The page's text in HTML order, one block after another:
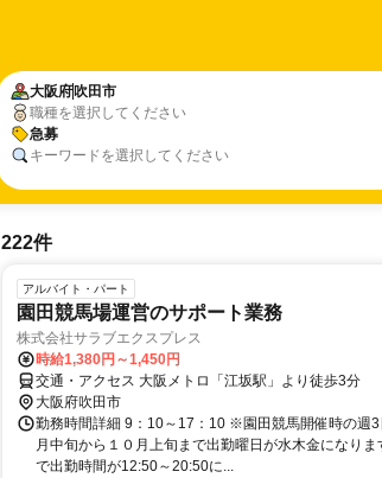
大阪府 吹田市
職種を選択してください
急募
キーワードを選択してください
222件
アルバイト・パート
園田競馬場運営のサポート業務
株式会社サラブエクスプレス
時給1,380円～1,450円
交通・アクセス 大阪メトロ「江坂駅」より徒歩3分
大阪府吹田市
勤務時間詳細 9：10～17：10 ※園田競馬開催時の週
月中旬から１０月上旬まで出勤曜日が水木金になり
で出勤時間が12:50～20:50に...